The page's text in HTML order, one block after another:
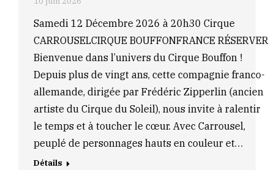
Samedi 12 Décembre 2026 à 20h30 Cirque
CARROUSELCIRQUE BOUFFONFRANCE RÉSERVER
Bienvenue dans l’univers du Cirque Bouffon !
Depuis plus de vingt ans, cette compagnie franco-
allemande, dirigée par Frédéric Zipperlin (ancien
artiste du Cirque du Soleil), nous invite à ralentir
le temps et à toucher le cœur. Avec Carrousel,
peuplé de personnages hauts en couleur et…
Détails